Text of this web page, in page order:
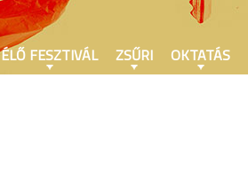
ÉLŐ FESZTIVÁL ZSŰRI OKTATÁS